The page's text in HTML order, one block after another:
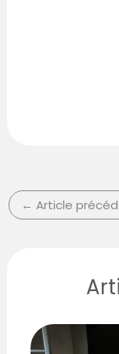
← Article